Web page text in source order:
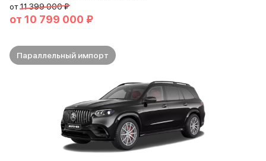
от11 399 000 ₽
от 10 799 000 ₽
Параллельный импорт